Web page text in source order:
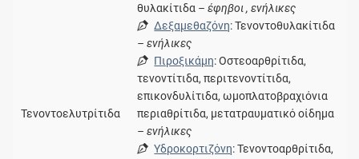
Τενοντοελυτρίτιδα
θυλακίτιδα – έφηβοι , ενήλικες
Δεξαμεθαζόνη: Τενοντοθυλακίτιδα
– ενήλικες
Πιροξικάμη: Οστεοαρθρίτιδα,
τενοντίτιδα, περιτενοντίτιδα,
επικονδυλίτιδα, ωμοπλατοβραχιόνια
περιαθρίτιδα, μετατραυματικό οίδημα
– ενήλικες
Υδροκορτιζόνη: Τενοντοαρθρίτιδα,